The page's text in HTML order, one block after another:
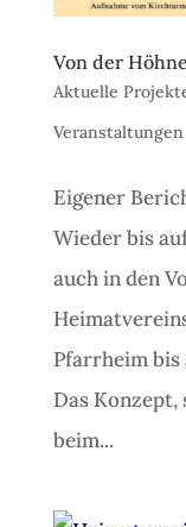
Von der
Aktuelle
Veranstaltungen
Eigener
Wieder bis
auch in den
Pfarrheim
Das Konzept,
beim...